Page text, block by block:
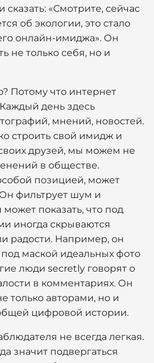
сказать: «Смотрите, сейчас
об экологии, это стало
онлайн-имиджа». Он
не только себя, но и
Потому что интернет
день здесь
мнений, новостей.
строить свой имидж и
друзей, мы можем не
в обществе.
позицией, может
фильтрует шум и
показать, что под
иногда скрываются
радости. Например, он
маской идеальных фото
люди secretly говорят о
в комментариях. Он
только авторами, но и
цифровой истории.
не всегда легкая.
значит подвергаться